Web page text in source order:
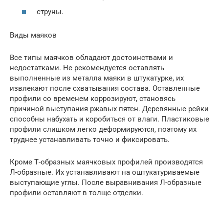
струны.
Виды маяков
Все типы маячков обладают достоинствами и
недостатками. Не рекомендуется оставлять
выполненные из металла маяки в штукатурке, их
извлекают после схватывания состава. Оставленные
профили со временем коррозируют, становясь
причиной выступания ржавых пятен. Деревянные рейки
способны набухать и коробиться от влаги. Пластиковые
профили слишком легко деформируются, поэтому их
труднее устанавливать точно и фиксировать.
Кроме Т-образных маячковых профилей производятся
Л-образные. Их устанавливают на оштукатуриваемые
выступающие углы. После выравнивания Л-образные
профили оставляют в толще отделки.